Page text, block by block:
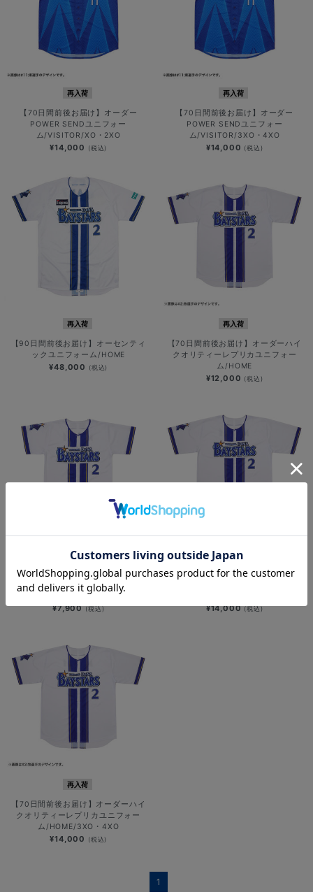
再入荷
【70日間前後お届け】オーダー
POWER SENDユニフォー
ム/VISITOR/XO・2XO
¥14,000 (税込)
再入荷
【70日間前後お届け】オーダー
POWER SENDユニフォー
ム/VISITOR/3XO・4XO
¥14,000 (税込)
再入荷
【90日間前後お届け】オーセンティ
ックユニフォーム/HOME
¥48,000 (税込)
再入荷
【70日間前後お届け】オーダーハイ
クオリティーレプリカユニフォー
ム/HOME
¥12,000 (税込)
再入荷
【70日間前後お届け】オーダーハイ
クオリティーレプリカユニフォー
ム/HOME/130cm
¥7,900(税込)
再入荷
【70日間前後お届け】オーダーハイ
¥14,000(税込)
再入荷
【70日間前後お届け】オーダーハイ
クオリティーレプリカユニフォー
ム/HOME/3XO・4XO
¥14,000 (税込)
1